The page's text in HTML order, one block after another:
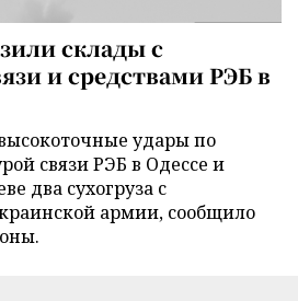
склады с
и средствами РЭБ в
удары по
связи РЭБ в Одессе и
два сухогруза с
армии, сообщило